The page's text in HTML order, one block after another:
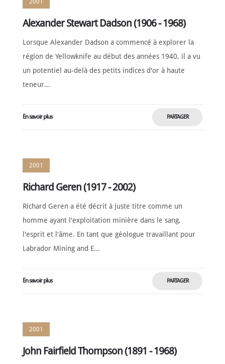
2001
Alexander Stewart Dadson (1906 - 1968)
Lorsque Alexander Dadson a commencé à explorer la
région de Yellowknife au début des années 1940, il a vu
un potentiel au-delà des petits indices d'or à haute
teneur...
En savoir plus PARTAGER
2001
Richard Geren (1917 - 2002)
Richard Geren a été décrit à juste titre comme un
homme ayant l'exploitation minière dans le sang,
l'esprit et l'âme. En tant que géologue travaillant pour
Labrador Mining and E...
En savoir plus PARTAGER
2001
John Fairfield Thompson (1891 - 1968)